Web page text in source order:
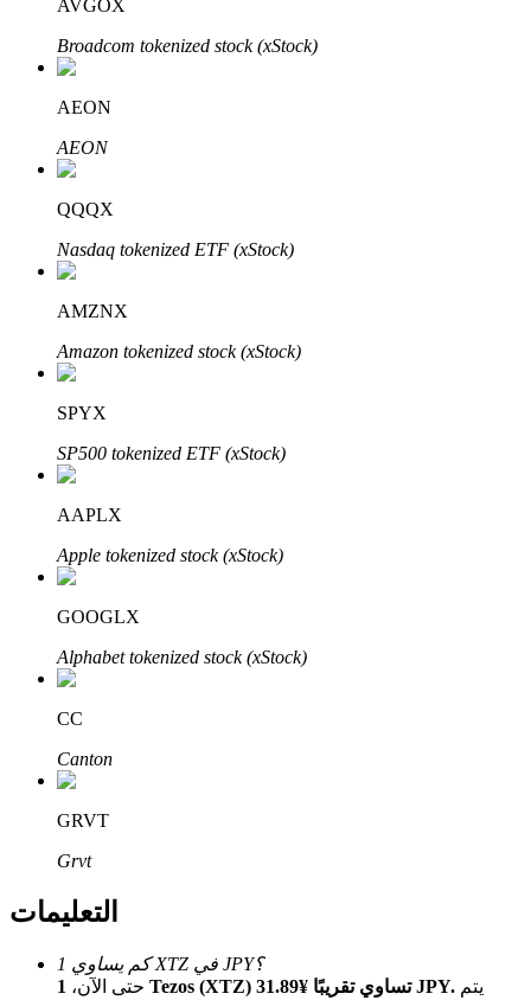
الاستثمار التلقائي
احصل على أرباح طويلة الأجل وفوائد مرنة
تعلم الستاكينغ
شركاء Bitrue
AVGOX
Broadcom tokenized stock (xStock)
AEON
AEON
QQQX
Nasdaq tokenized ETF (xStock)
AMZNX
Amazon tokenized stock (xStock)
SPYX
SP500 tokenized ETF (xStock)
AAPLX
Apple tokenized stock (xStock)
GOOGLX
Alphabet tokenized stock (xStock)
CC
Canton
GRVT
Grvt
التعليمات
كم يساوي 1 XTZ في JPY؟
حتى الآن،
1 Tezos (XTZ) تساوي تقريبًا ¥31.89 JPY.